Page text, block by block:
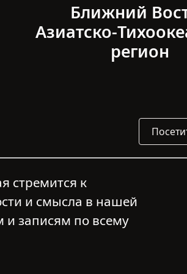
Ближний
Азиатско-
регион
стремится к
и смысла в нашей
и записям по всему